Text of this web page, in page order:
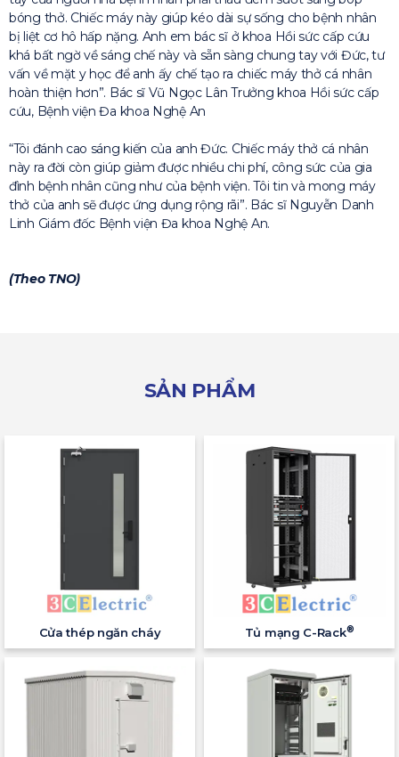
bóng thở. Chiếc máy này giúp kéo dài sự sống cho bệnh nhân
bị liệt cơ hô hấp nặng. Anh em bác sĩ ở khoa Hồi sức cấp cứu
khá bất ngờ về sáng chế này và sẵn sàng chung tay với Đức, tư
vấn về mặt y học để anh ấy chế tạo ra chiếc máy thở cá nhân
hoàn thiện hơn”. Bác sĩ Vũ Ngọc Lân Trưởng khoa Hồi sức cấp
cứu, Bệnh viện Đa khoa Nghệ An
“Tôi đánh cao sáng kiến của anh Đức. Chiếc máy thở cá nhân
này ra đời còn giúp giảm được nhiều chi phí, công sức của gia
đình bệnh nhân cũng như của bệnh viện. Tôi tin và mong máy
thở của anh sẽ được ứng dụng rộng rãi”. Bác sĩ Nguyễn Danh
Linh Giám đốc Bệnh viện Đa khoa Nghệ An.
(Theo TNO)
SẢN PHẨM
Cửa thép ngăn cháy Tủ mạng C-Rack®